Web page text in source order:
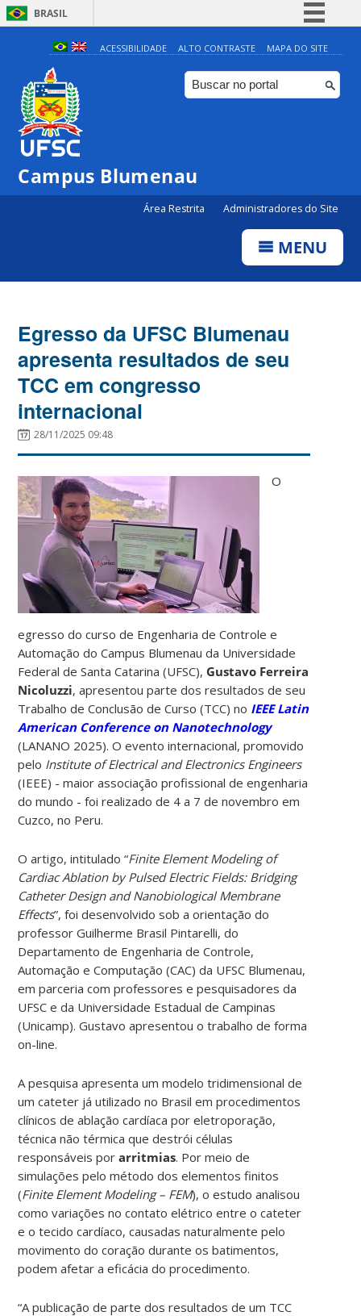
BRASIL
Simplifique!
Comunica BR
Participe
ACESSIBILIDADE ALTO CONTRASTE MAPA DO SITE
Campus Blumenau
Área Restrita Administradores do Site
MENU
Egresso da UFSC Blumenau
apresenta resultados de seu
TCC em congresso
internacional
28/11/2025 09:48
O
egresso do curso de Engenharia de Controle e
Automação do Campus Blumenau da Universidade
Federal de Santa Catarina (UFSC), Gustavo Ferreira
Nicoluzzi, apresentou parte dos resultados de seu
Trabalho de Conclusão de Curso (TCC) no IEEE Latin
American Conference on Nanotechnology
(LANANO 2025). O evento internacional, promovido
pelo Institute of Electrical and Electronics Engineers
(IEEE) - maior associação profissional de engenharia
do mundo - foi realizado de 4 a 7 de novembro em
Cuzco, no Peru.
O artigo, intitulado “Finite Element Modeling of
Cardiac Ablation by Pulsed Electric Fields: Bridging
Catheter Design and Nanobiological Membrane
Effects”, foi desenvolvido sob a orientação do
professor Guilherme Brasil Pintarelli, do
Departamento de Engenharia de Controle,
Automação e Computação (CAC) da UFSC Blumenau,
em parceria com professores e pesquisadores da
UFSC e da Universidade Estadual de Campinas
(Unicamp). Gustavo apresentou o trabalho de forma
on-line.
A pesquisa apresenta um modelo tridimensional de
um cateter já utilizado no Brasil em procedimentos
clínicos de ablação cardíaca por eletroporação,
técnica não térmica que destrói células
responsáveis porarritmias. Por meio de
simulações pelo método dos elementos finitos
(Finite Element Modeling – FEM), o estudo analisou
como variações no contato elétrico entre o cateter
e o tecido cardíaco, causadas naturalmente pelo
movimento do coração durante os batimentos,
podem afetar a eficácia do procedimento.
“A publicação de parte dos resultados de um TCC